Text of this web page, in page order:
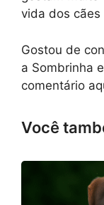
vida dos cães
Gostou de
a Sombrinha
comentário
Você